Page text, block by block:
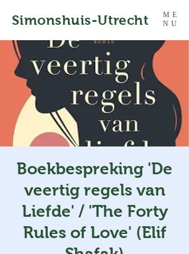
ME
NU
Simonshuis-Utrecht
Boekbespreking 'De
veertig regels van
Liefde' / 'The Forty
Rules of Love' (Elif